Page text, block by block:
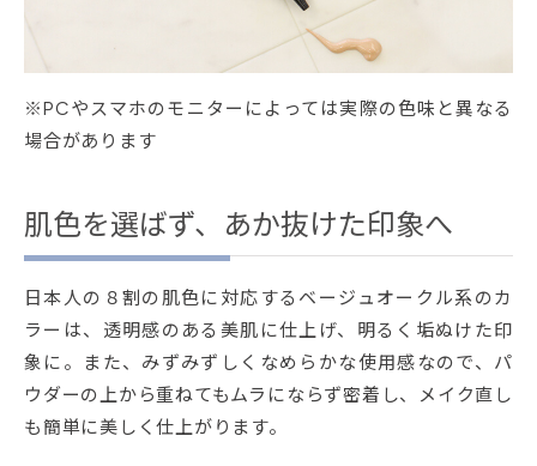
※PCやスマホのモニターによっては実際の色味と異なる
場合があります
肌色を選ばず、あか抜けた印象へ
日本人の８割の肌色に対応するベージュオークル系のカ
ラーは、透明感のある美肌に仕上げ、明るく垢ぬけた印
象に。また、みずみずしくなめらかな使用感なので、パ
ウダーの上から重ねてもムラにならず密着し、メイク直し
も簡単に美しく仕上がります。